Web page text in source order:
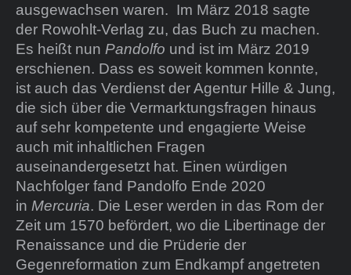
ausgewachsen waren. Im März 2018 sagte
der Rowohlt-Verlag zu, das Buch zu machen.
Es heißt nun Pandolfo und ist im März 2019
erschienen. Dass es soweit kommen konnte,
ist auch das Verdienst der Agentur Hille & Jung,
die sich über die Vermarktungsfragen hinaus
auf sehr kompetente und engagierte Weise
auch mit inhaltlichen Fragen
auseinandergesetzt hat. Einen würdigen
Nachfolger fand Pandolfo Ende 2020
in Mercuria. Die Leser werden in das Rom der
Zeit um 1570 befördert, wo die Libertinage der
Renaissance und die Prüderie der
Gegenreformation zum Endkampf angetreten